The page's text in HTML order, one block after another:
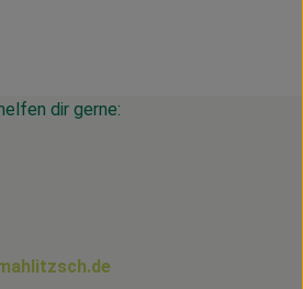
dir gerne: